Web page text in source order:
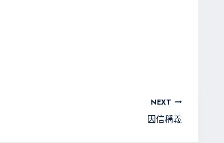
NEXT
因信稱義